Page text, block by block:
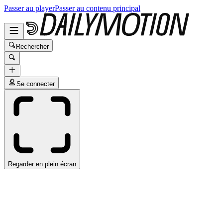
Passer au playerPasser au contenu principal
Rechercher
Se connecter
Regarder en plein écran